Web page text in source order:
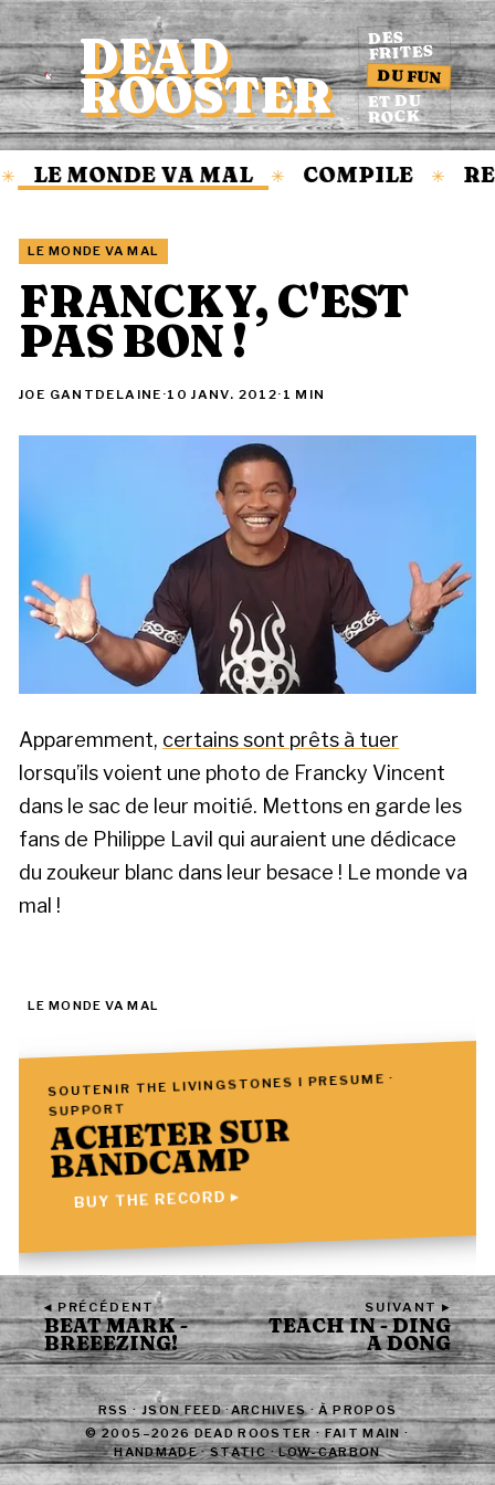
Accueil
DEAD
ROOSTER
DES
FRITES
DU FUN
ET DU
ROCK
LE MONDE VA MAL ✳ COMPILE ✳
LE MONDE VA MAL
FRANCKY, C'EST
PAS BON !
JOE GANTDELAINE ·10 JANV. 2012· 1 MIN
Apparemment, certains sont prêts à tuer
lorsqu’ils voient une photo de Francky Vincent
dans le sac de leur moitié. Mettons en garde les
fans de Philippe Lavil qui auraient une dédicace
du zoukeur blanc dans leur besace ! Le monde va
mal !
LE MONDE VA MAL
SOUTENIR THE LIVINGSTONES I PRESUME ·
SUPPORT
ACHETER SUR
BANDCAMP
BUY THE RECORD ▸
◂ PRÉCÉDENT
BEAT MARK -
BREEEZING!
SUIVANT ▸
TEACH IN - DING
A DONG
RSS·JSON FEED·ARCHIVES·À PROPOS
© 2005–2026 DEAD ROOSTER · FAIT MAIN ·
HANDMADE · STATIC · LOW-CARBON